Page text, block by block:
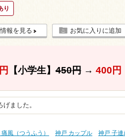
り
報を見る お気に入りに追加
【小学生】450円→ 400円
ました。
風（つうふう） 神戸 カップル 神戸 子連